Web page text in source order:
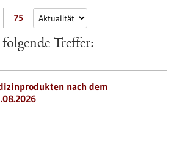
75
Treffer:
nach dem